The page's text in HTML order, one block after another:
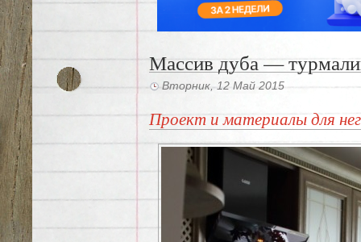
Массив дуба —
Вторник, 12 Май 2015
Проект и материалы для